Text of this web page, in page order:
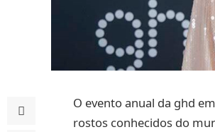
O evento anual da ghd
rostos conhecidos do